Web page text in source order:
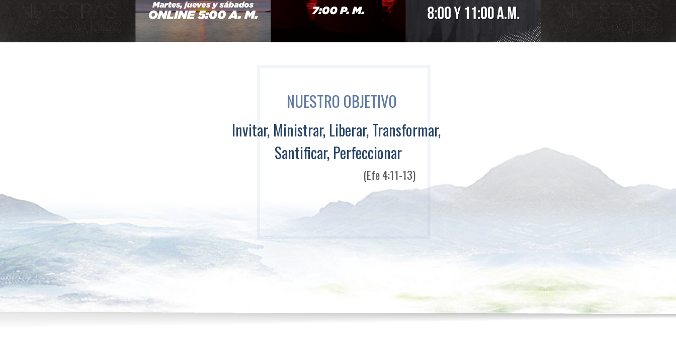
NUESTRO OBJETIVO
Invitar, Ministrar, Liberar, Transformar,
Santificar, Perfeccionar
(Efe 4:11-13)